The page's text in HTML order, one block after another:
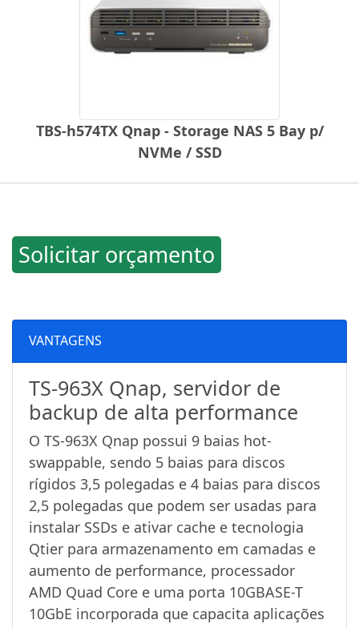
TBS-h574TX Qnap - Storage NAS 5 Bay p/
NVMe / SSD
Solicitar orçamento
VANTAGENS
TS-963X Qnap, servidor de
backup de alta performance
O TS-963X Qnap possui 9 baias hot-
swappable, sendo 5 baias para discos
rígidos 3,5 polegadas e 4 baias para discos
2,5 polegadas que podem ser usadas para
instalar SSDs e ativar cache e tecnologia
Qtier para armazenamento em camadas e
aumento de performance, processador
AMD Quad Core e uma porta 10GBASE-T
10GbE incorporada que capacita aplicações